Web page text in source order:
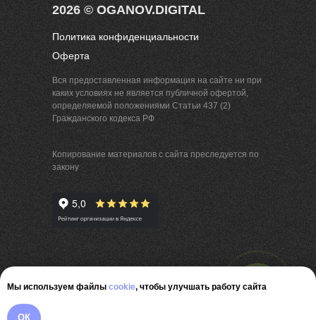
2026 © OGANOV.DIGITAL
Политика конфиденциальности
Вся предоставленная информация на сайте ни при
каких условиях не является публичной офертой,
определяемой положениями Статьи 437 (2)
Гражданского кодекса РФ
Копирование материалов с сайта преследуется по
закону
Оферта
Мы используем файлы cookie, чтобы улучшать работу сайта
ОК